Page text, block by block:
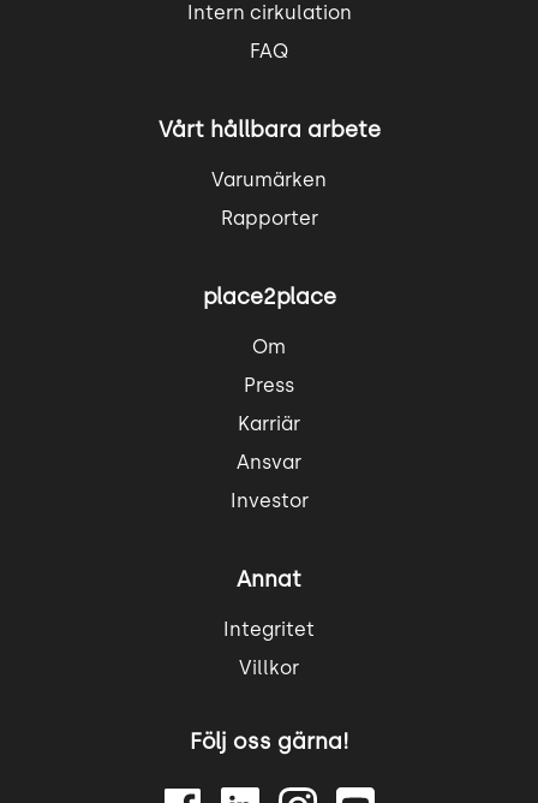
Intern cirkulation
FAQ
Vårt hållbara arbete
Varumärken
Rapporter
place2place
Om
Press
Karriär
Ansvar
Investor
Annat
Integritet
Villkor
Följ oss gärna!